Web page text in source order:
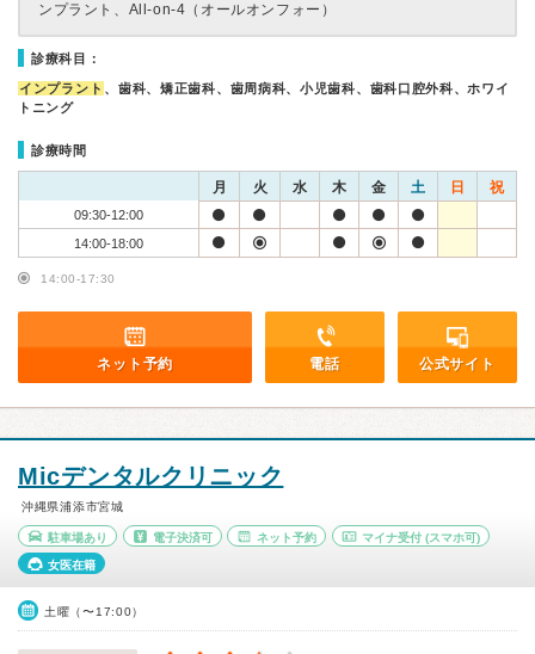
ンプラント、All-on-4（オールオンフォー）
診療科目：
インプラント 、歯科、矯正歯科、歯周病科、小児歯科、歯科口腔外科、ホワイ
トニング
診療時間
月 火 水 木 金 土 日 祝
09:30-12:00
14:00-18:00
14:00-17:30
ネット予約 電話 公式サイト
Micデンタルクリニック
沖縄県浦添市宮城
駐車場あり 電子決済可 ネット予約 マイナ受付 (スマホ可)
女医在籍
土曜（〜17:00）